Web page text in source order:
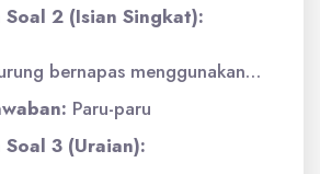
2 (Isian Singkat):
bernapas menggunakan…
Paru-paru
3 (Uraian):